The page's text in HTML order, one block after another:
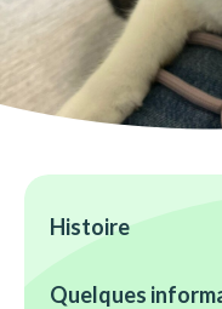
Histoire
Quelques